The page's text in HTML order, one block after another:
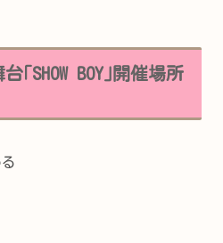
SHOW BOY｣開催場所